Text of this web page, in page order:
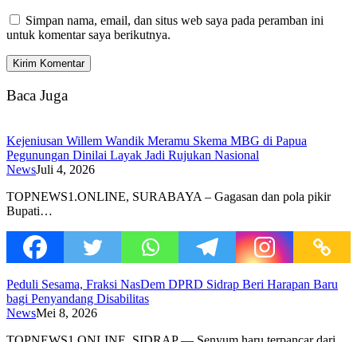
Simpan nama, email, dan situs web saya pada peramban ini
untuk komentar saya berikutnya.
Baca Juga
Kejeniusan Willem Wandik Meramu Skema MBG di Papua
Pegunungan Dinilai Layak Jadi Rujukan Nasional
NewsJuli 4, 2026
TOPNEWS1.ONLINE, SURABAYA – Gagasan dan pola pikir
Bupati…
Peduli Sesama, Fraksi NasDem DPRD Sidrap Beri Harapan Baru
bagi Penyandang Disabilitas
NewsMei 8, 2026